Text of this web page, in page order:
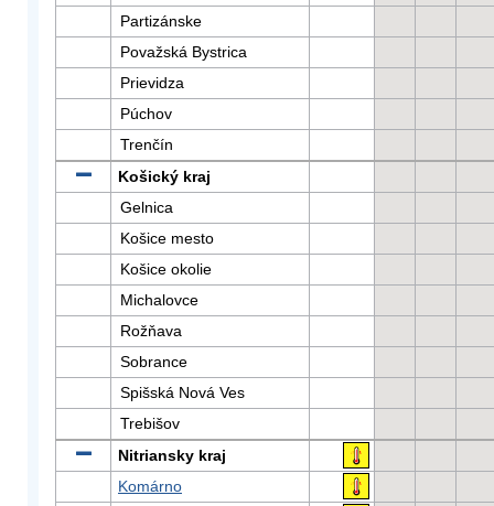
Partizánske
Považská Bystrica
Prievidza
Púchov
Trenčín
Košický kraj
Gelnica
Košice mesto
Košice okolie
Michalovce
Rožňava
Sobrance
Spišská Nová Ves
Trebišov
Nitriansky kraj
Komárno